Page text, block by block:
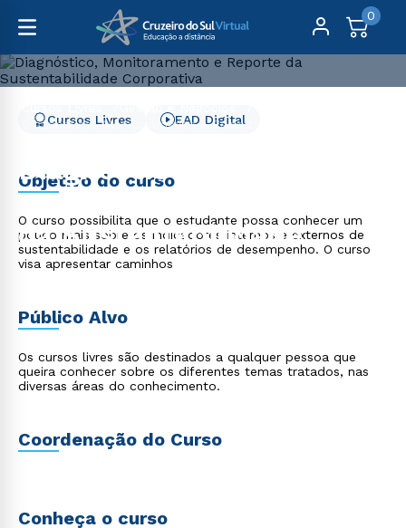
0
Diagnóstico, Monitoramento e Reporte da
Diagnóstico,
Monitoramento e Reporte
da Sustentabilidade
Corporativa
Cursos Livres EAD Digital
Objetivo do curso
O curso possibilita que o estudante possa conhecer um
pouco mais sobre os indicadores internos e externos de
sustentabilidade e os relatórios de desempenho. O curso
visa apresentar caminhos
Público Alvo
Os cursos livres são destinados a qualquer pessoa que
queira conhecer sobre os diferentes temas tratados, nas
diversas áreas do conhecimento.
Coordenação do Curso
Conheça o curso